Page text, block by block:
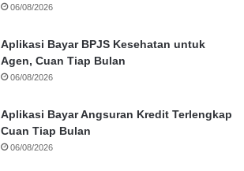
06/08/2026
Aplikasi Bayar BPJS Kesehatan untuk
Agen, Cuan Tiap Bulan
06/08/2026
Aplikasi Bayar Angsuran Kredit Terlengkap
Cuan Tiap Bulan
06/08/2026